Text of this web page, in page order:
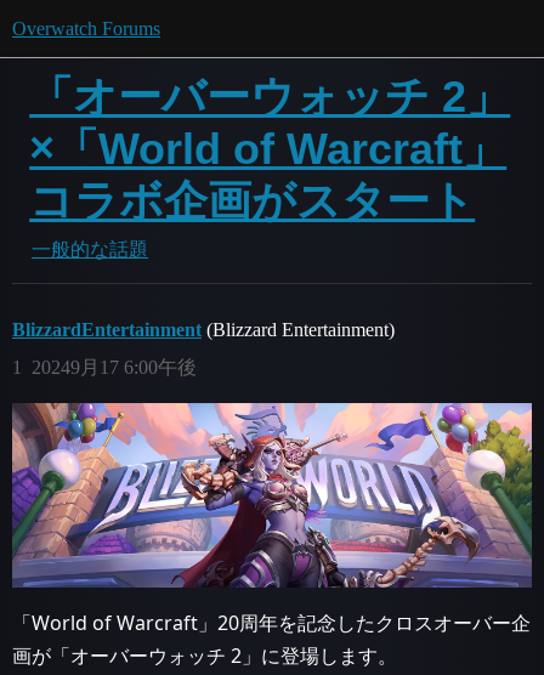
Overwatch Forums
「オーバーウォッチ 2」
×「World of Warcraft」
コラボ企画がスタート
一般的な話題
BlizzardEntertainment (Blizzard Entertainment)
20249月17 6:00午後
1
「World of Warcraft」20周年を記念したクロスオーバー企
画が「オーバーウォッチ 2」に登場します。